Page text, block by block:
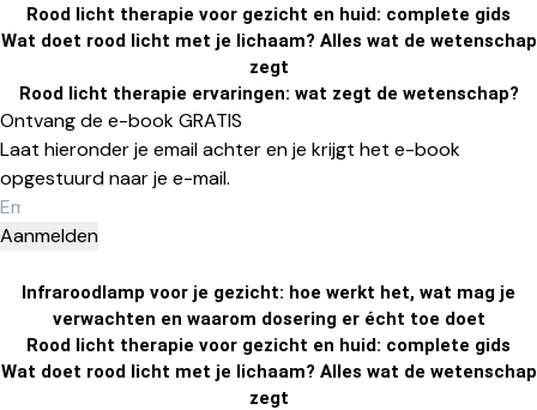
Rood licht therapie voor gezicht en huid: complete gids
Wat doet rood licht met je lichaam? Alles wat de wetenschap
zegt
Rood licht therapie ervaringen: wat zegt de wetenschap?
Ontvang de e-book GRATIS
Laat hieronder je email achter en je krijgt het e-book
opgestuurd naar je e-mail.
Aanmelden
Infraroodlamp voor je gezicht: hoe werkt het, wat mag je
verwachten en waarom dosering er écht toe doet
Rood licht therapie voor gezicht en huid: complete gids
Wat doet rood licht met je lichaam? Alles wat de wetenschap
zegt